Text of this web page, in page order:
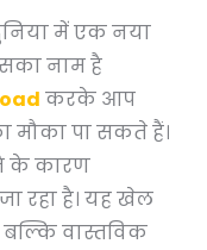
में एक नया
नाम है
करके आप
मौका पा सकते हैं।
के कारण
रहा है। यह खेल
वास्तविक